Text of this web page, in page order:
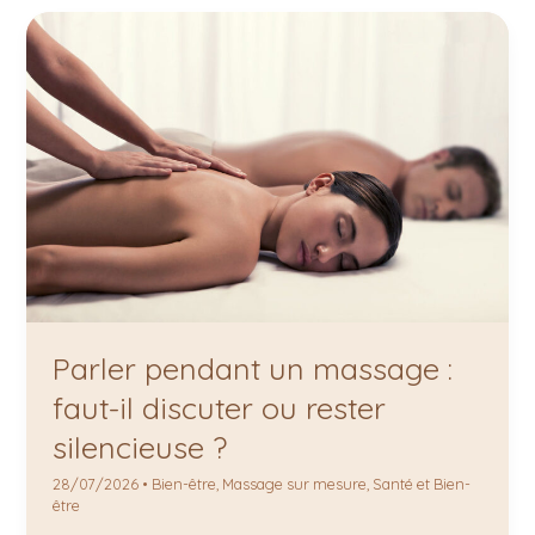
Parler pendant un massage :
faut-il discuter ou rester
silencieuse ?
28/07/2026 • Bien-être Massage sur mesure Santé et Bien-
être
pendant
un
massage
:
faut-
il
discuter
ou
rester
silencieuse